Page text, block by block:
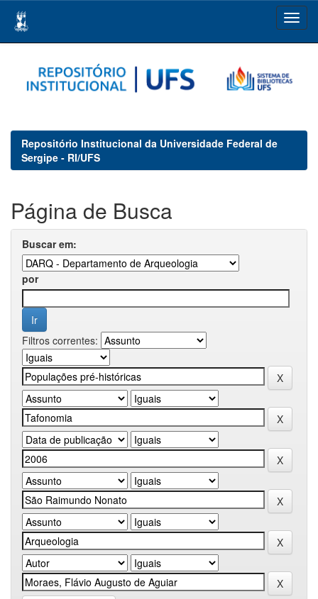
navigation
Repositório Institucional da Universidade Federal de
Sergipe - RI/UFS
Página de Busca
Buscar em:
por
Filtros correntes: